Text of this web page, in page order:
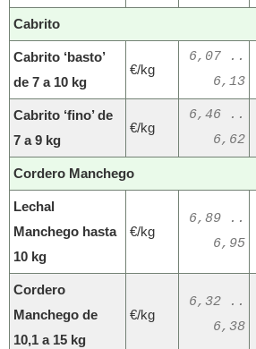
Cabrito
Cabrito ‘basto’
de 7 a 10 kg
€/kg
6,07 ..
6,13
Cabrito ‘fino’ de
7 a 9 kg
€/kg
6,46 ..
6,62
Cordero Manchego
Lechal
Manchego hasta
10 kg
€/kg
6,89 ..
6,95
Cordero
Manchego de
10,1 a 15 kg
€/kg
6,32 ..
6,38